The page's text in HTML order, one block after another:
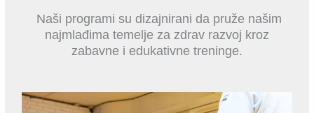
Naši programi su dizajnirani da pruže našim
najmlađima temelje za zdrav razvoj kroz
zabavne i edukativne treninge.